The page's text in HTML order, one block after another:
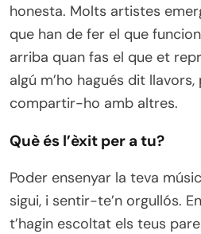
honesta. Molts artistes
que han de fer el que
arriba quan fas el que et
algú m’ho hagués dit
compartir-ho amb altres.
Què és l’èxit per a tu?
Poder ensenyar la teva
sigui, i sentir-te’n orgullós.
t’hagin escoltat els teus